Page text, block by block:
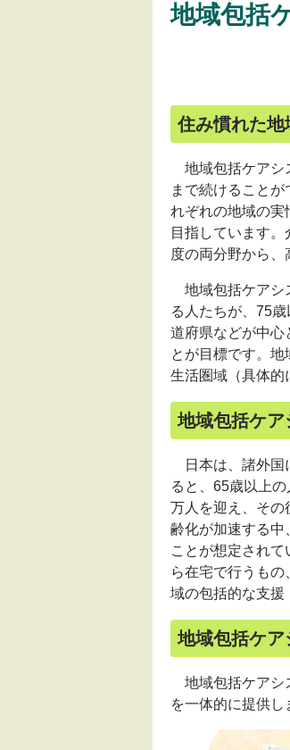
地域包括
住み慣れた
地域包括ケアシ
まで続けること
れぞれの地域の
目指しています
度の両分野から、
地域包括ケアシ
る人たちが、75
道府県などが中心
とが目標です。
生活圏域（具体的
地域包括ケ
日本は、諸外国
ると、65歳以上
万人を迎え、その
齢化が加速する中
ことが想定され
ら在宅で行うも
域の包括的な支援
地域包括ケア
地域包括ケアシ
を一体的に提供し